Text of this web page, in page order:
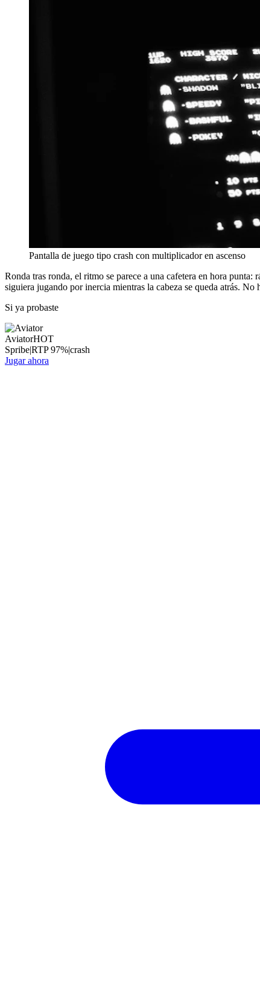
Pantalla de juego tipo crash con multiplicador en ascenso
Ronda tras ronda, el ritmo se parece a una cafetera en hora
siguiera jugando por inercia mientras la cabeza se queda atrás.
Si ya probaste
AviatorHOT
Spribe|RTP97%|crash
Jugar ahora